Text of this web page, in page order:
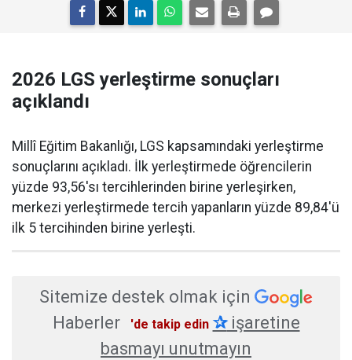
2026 LGS yerleştirme sonuçları
açıklandı
Millî Eğitim Bakanlığı, LGS kapsamındaki yerleştirme
sonuçlarını açıkladı. İlk yerleştirmede öğrencilerin
yüzde 93,56'sı tercihlerinden birine yerleşirken,
merkezi yerleştirmede tercih yapanların yüzde 89,84'ü
ilk 5 tercihinden birine yerleşti.
Sitemize destek olmak için
Haberler
'de takip edin ✰işaretine
basmayı unutmayın